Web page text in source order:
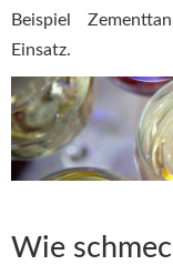
Beispiel
Einsatz.
Wie